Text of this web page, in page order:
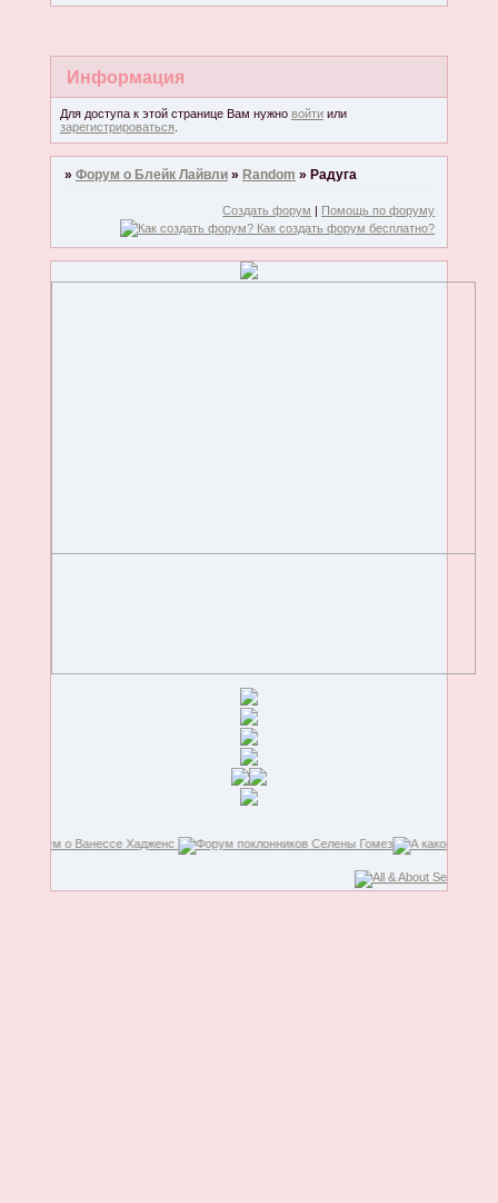
Информация
Для доступа к этой странице Вам нужно войтиили
зарегистрироваться.
» Форум о Блейк Лайвли » Random » Радуга
Создать форум | Помощь по форуму